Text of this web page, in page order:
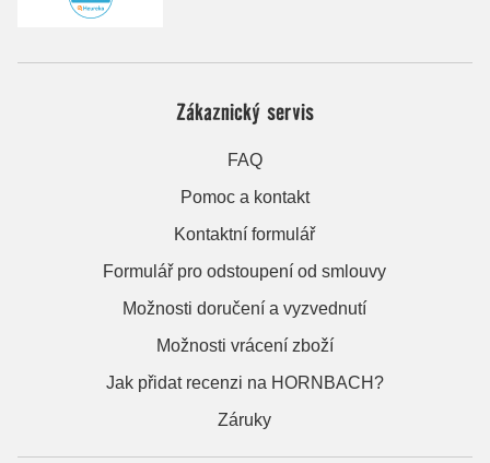
Zákaznický servis
FAQ
Pomoc a kontakt
Kontaktní formulář
Formulář pro odstoupení od smlouvy
Možnosti doručení a vyzvednutí
Možnosti vrácení zboží
Jak přidat recenzi na HORNBACH?
Záruky